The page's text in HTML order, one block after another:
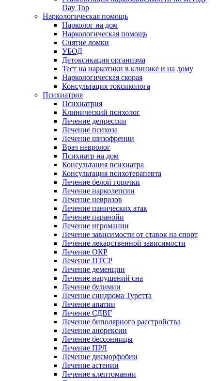
Day Top
Наркологическая помощь
Нарколог на дом
Наркологическая помощь
Снятие ломки
УБОД
Детоксикация организма
Тест на наркотики в клинике и на дому
Наркологическая скорая
Консультация токсиколога
Психиатрия
Психиатрия
Клинический психолог
Лечение депрессии
Лечение психоза
Лечение шизофрении
Врач невролог
Психиатр на дом
Консультация психиатра
Консультация психотерапевта
Лечение белой горячки
Лечение нарколепсии
Лечение неврозов
Лечение панических атак
Лечение паранойи
Лечение игромании
Лечение зависимости от ставок на спорт
Лечение лекарственной зависимости
Лечение ОКР
Лечение ПТСР
Лечение деменции
Лечение нарушений сна
Лечение булимии
Лечение синдрома Туретта
Лечение апатии
Лечение СДВГ
Лечение биполярного расстройства
Лечение анорексии
Лечение бессонницы
Лечение ПРЛ
Лечение дисморфобии
Лечение астении
Лечение клептомании